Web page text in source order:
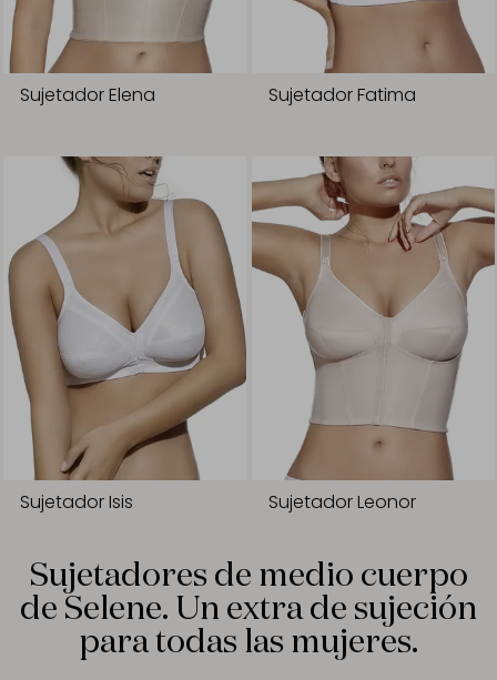
Sujetador Elena Sujetador Fatima
Sujetador Isis Sujetador Leonor
Sujetadores de medio cuerpo
de Selene. Un extra de sujeción
para todas las mujeres.